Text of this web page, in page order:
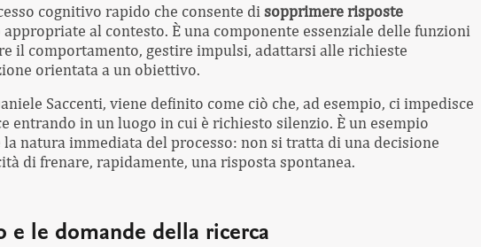
cognitivo rapido che consente di sopprimere risposte
al contesto. È una componente essenziale delle funzioni
il comportamento, gestire impulsi, adattarsi alle richieste
orientata a un obiettivo.
Saccenti, viene definito come ciò che, ad esempio, ci impedisce
entrando in un luogo in cui è richiesto silenzio. È un esempio
natura immediata del processo: non si tratta di una decisione
di frenare, rapidamente, una risposta spontanea.
e le domande della ricerca